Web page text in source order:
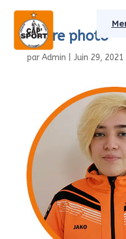
Cadre photo
par Admin Juin 29, 2021